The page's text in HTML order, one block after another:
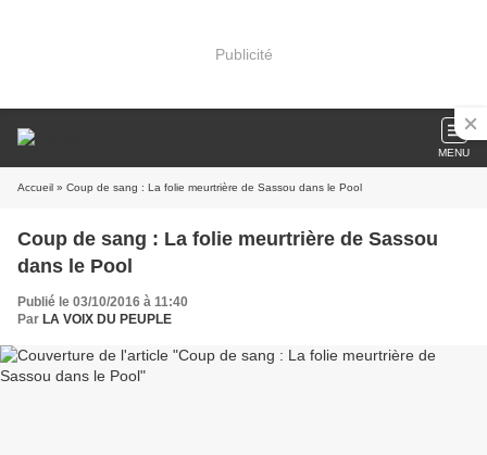
Publicité
MENU
Accueil » Coup de sang : La folie meurtrière de Sassou dans le Pool
Coup de sang : La folie meurtrière de Sassou
dans le Pool
Publié le 03/10/2016 à 11:40
Par LA VOIX DU PEUPLE